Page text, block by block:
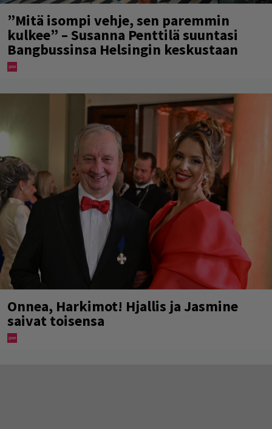
”Mitä isompi vehje, sen paremmin
kulkee” – Susanna Penttilä suuntasi
Bangbussinsa Helsingin keskustaan
Onnea, Harkimot! Hjallis ja Jasmine
saivat toisensa